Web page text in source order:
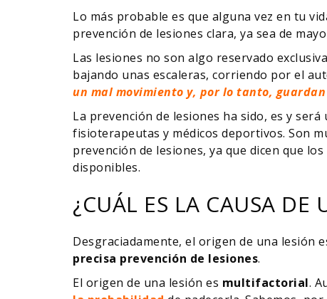
Lo más probable es que alguna vez en tu
prevención de lesiones clara, ya sea de
Las lesiones no son algo reservado
bajando unas escaleras, corriendo por el
un mal movimiento y, por lo tanto,
La prevención de lesiones ha sido, es y
fisioterapeutas y médicos deportivos. Son
prevención de lesiones, ya que dicen que
disponibles.
¿CUÁL ES LA CAUSA DE
Desgraciadamente, el origen de una lesión
precisa prevención de lesiones.
El origen de una lesión es multifactorial.